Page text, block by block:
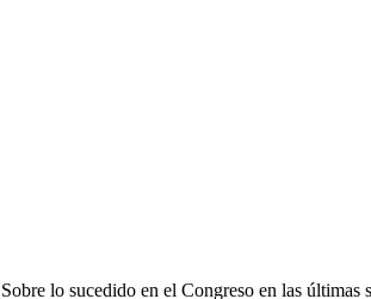
Sobre lo sucedido en el Congreso en las